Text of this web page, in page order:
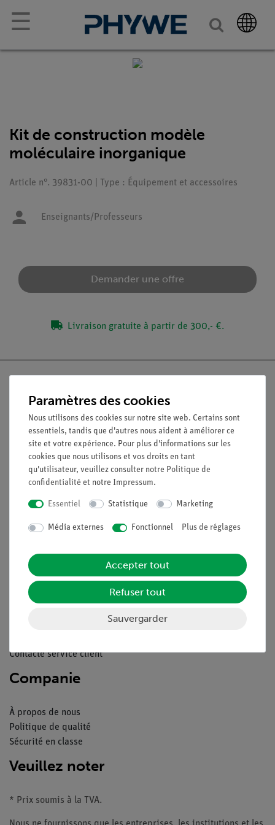
☰
Kit de construction modèle
moléculaire inorganique
Article n°. 39831-00 | Type : Équipement et accessoires
Enseignants/Professeurs
Demander une offre
Livraison gratuite à partir de 300,- €.
Nach oben
Légal
Conditions générales de vente
Déclaration de confidentialité
Service
Aperçu du service
Contacte service client
Companie
À propos de nous
Politique de qualité
Sécurité en classe
Veuillez noter
* Prix soumis à la TVA.
Paramètres des cookies
Nous utilisons des cookies sur notre site web. Certains sont
essentiels, tandis que d'autres nous aident à améliorer ce
site et votre expérience. Pour plus d'informations sur les
cookies que nous utilisons et vos droits en tant
qu'utilisateur, veuillez consulter notre Politique de
confidentialité et notre Impressum.
Essentiel Statistique Marketing
Média externes Fonctionnel Plus de réglages
Accepter tout
Refuser tout
Sauvergarder